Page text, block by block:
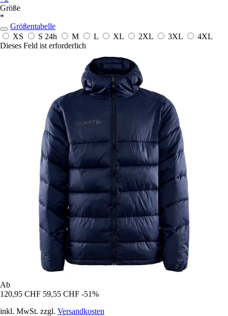
Größe
*
Größentabelle
XS
S 24h M L XL 2XL 3XL
4XL
Dieses Feld ist erforderlich
Ab
120,95 CHF 59,55 CHF -51%
inkl. MwSt. zzgl. Versandkosten